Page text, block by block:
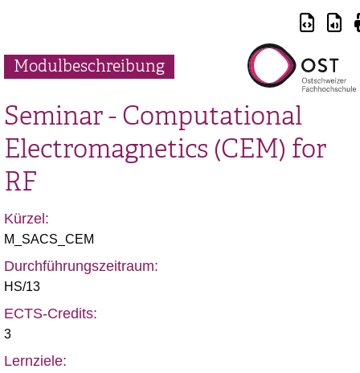
Modulbeschreibung
Seminar - Computational
Electromagnetics (CEM) for
RF
Kürzel:
M_SACS_CEM
Durchführungszeitraum:
HS/13
ECTS-Credits:
3
Lernziele: